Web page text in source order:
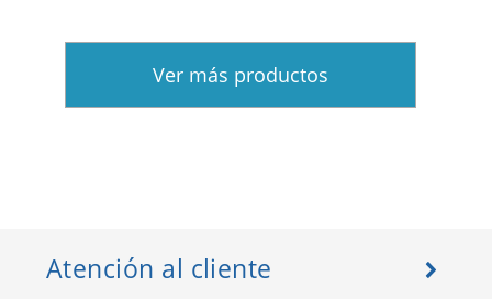
Ver más productos
Atención al cliente